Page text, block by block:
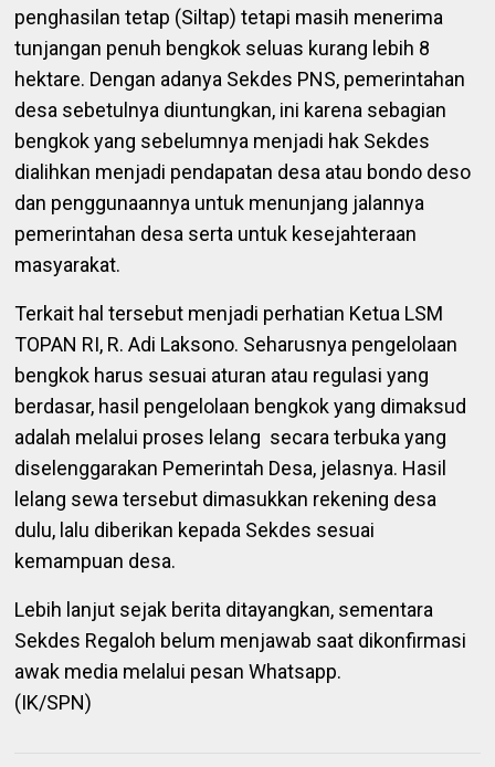
penghasilan tetap (Siltap) tetapi masih menerima
tunjangan penuh bengkok seluas kurang lebih 8
hektare. Dengan adanya Sekdes PNS, pemerintahan
desa sebetulnya diuntungkan, ini karena sebagian
bengkok yang sebelumnya menjadi hak Sekdes
dialihkan menjadi pendapatan desa atau bondo deso
dan penggunaannya untuk menunjang jalannya
pemerintahan desa serta untuk kesejahteraan
masyarakat.
Terkait hal tersebut menjadi perhatian Ketua LSM
TOPAN RI, R. Adi Laksono. Seharusnya pengelolaan
bengkok harus sesuai aturan atau regulasi yang
berdasar, hasil pengelolaan bengkok yang dimaksud
adalah melalui proses lelang secara terbuka yang
diselenggarakan Pemerintah Desa, jelasnya. Hasil
lelang sewa tersebut dimasukkan rekening desa
dulu, lalu diberikan kepada Sekdes sesuai
kemampuan desa.
Lebih lanjut sejak berita ditayangkan, sementara
Sekdes Regaloh belum menjawab saat dikonfirmasi
awak media melalui pesan Whatsapp.
(IK/SPN)